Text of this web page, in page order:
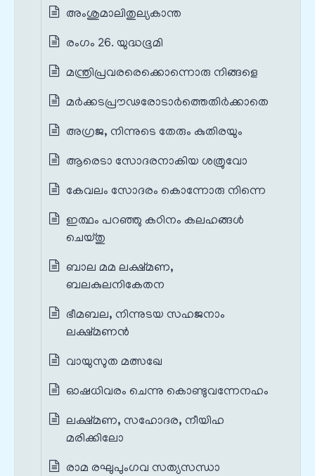
അംശുമാലിതുല്യകാന്ത
രംഗം 26. യുദ്ധഭൂമി
മന്ത്രിപ്രവരരെക്കൊന്നൊരു നിങ്ങളെ
മർക്കടപ്രൗഢരോടാർത്തെതിർക്കാതെ
അഗ്രജ, നിന്നുടെ തേരും കുതിരയും
ആരെടാ സോദരനാകിയ ശത്രുവോ
കേവലം സോദരം കൊന്നോരു നിന്നെ
ഇത്ഥം പറഞ്ഞു കഠിനം കലഹങ്ങൾ
ചെയ്തു
ബാല മമ ലക്ഷ്മണ,
ബലകുലനികേതന
ഭീമബല, നിന്നുടയ സഹജനാം
ലക്ഷ്മണൻ
വായുസുത മത്സഖേ
ഓഷധിവരം ചെന്നു കൊണ്ടുവന്നേനഹം
ലക്ഷ്മണ, സഹോദര, നീയിഹ
മരിക്കിലോ
രാമ രഘുപുംഗവ സത്യസന്ധാ